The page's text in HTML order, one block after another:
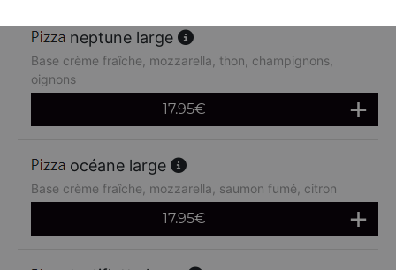
neptune large
Base crème fraîche, mozzarella, thon, champignons,
oignons
17.95€
océane large
Base crème fraîche, mozzarella, saumon fumé, citron
17.95€